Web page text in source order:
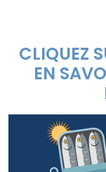
CLIQUEZ
EN